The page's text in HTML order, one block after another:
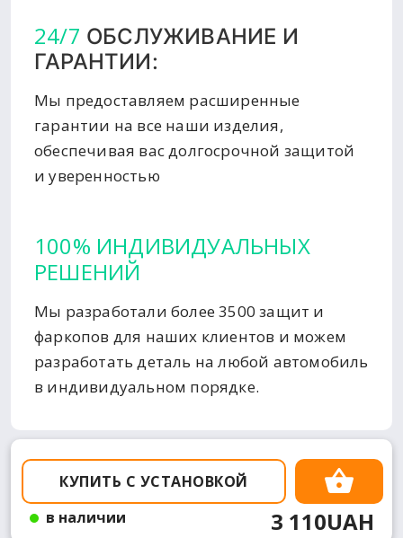
24/7 ОБСЛУЖИВАНИЕ И
ГАРАНТИИ:
Мы предоставляем расширенные
гарантии на все наши изделия,
обеспечивая вас долгосрочной защитой
и уверенностью
100% ИНДИВИДУАЛЬНЫХ
РЕШЕНИЙ
Мы разработали более 3500 защит и
фаркопов для наших клиентов и можем
разработать деталь на любой автомобиль
в индивидуальном порядке.
КУПИТЬ С УСТАНОВКОЙ
в наличии
3 110UAH